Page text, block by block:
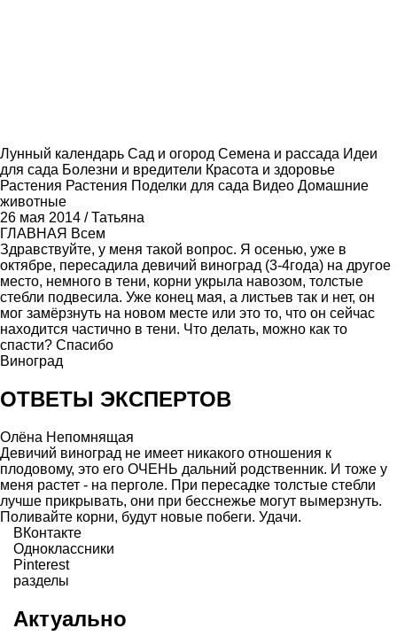
Лунный календарь Сад и огород Семена и рассада Идеи
для сада Болезни и вредители Красота и здоровье
Растения Растения Поделки для сада Видео Домашние
животные
26 мая 2014 /Татьяна
ГЛАВНАЯ Всем
Здравствуйте, у меня такой вопрос. Я осенью, уже в
октябре, пересадила девичий виноград (3-4года) на другое
место, немного в тени, корни укрыла навозом, толстые
стебли подвесила. Уже конец мая, а листьев так и нет, он
мог замёрзнуть на новом месте или это то, что он сейчас
находится частично в тени. Что делать, можно как то
спасти? Спасибо
Виноград
ОТВЕТЫ ЭКСПЕРТОВ
Олёна Непомнящая
Девичий виноград не имеет никакого отношения к
плодовому, это его ОЧЕНЬ дальний родственник. И тоже у
меня растет - на перголе. При пересадке толстые стебли
лучше прикрывать, они при бесснежье могут вымерзнуть.
Поливайте корни, будут новые побеги. Удачи.
ВКонтакте
Одноклассники
Pinterest
разделы
Актуально